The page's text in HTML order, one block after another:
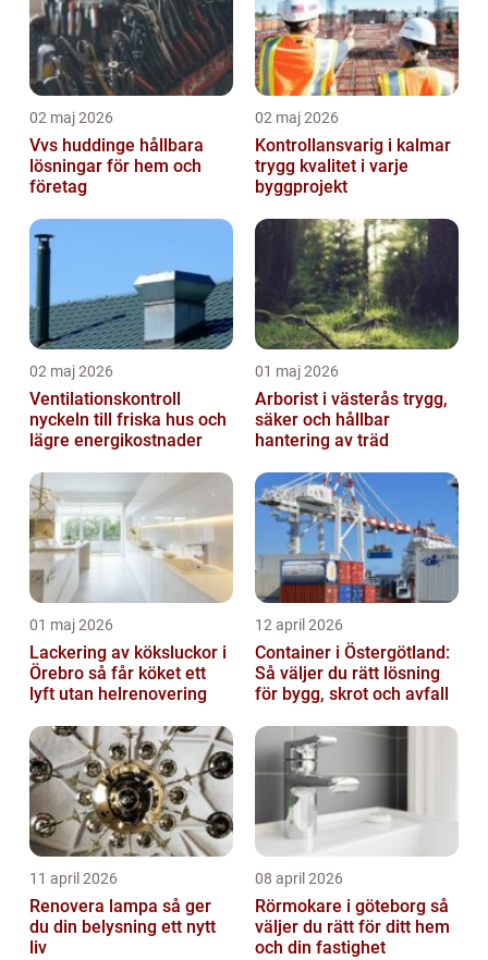
02 maj 2026
Vvs huddinge hållbara
lösningar för hem och
företag
02 maj 2026
Kontrollansvarig i kalmar
trygg kvalitet i varje
byggprojekt
02 maj 2026
Ventilationskontroll
nyckeln till friska hus och
lägre energikostnader
01 maj 2026
Arborist i västerås trygg,
säker och hållbar
hantering av träd
01 maj 2026
Lackering av köksluckor i
Örebro så får köket ett
lyft utan helrenovering
12 april 2026
Container i Östergötland:
Så väljer du rätt lösning
för bygg, skrot och avfall
11 april 2026
Renovera lampa så ger
du din belysning ett nytt
liv
08 april 2026
Rörmokare i göteborg så
väljer du rätt för ditt hem
och din fastighet